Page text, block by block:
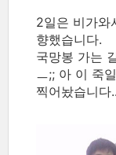
2일은 비가와
향했습니다.
국망봉 가는
ㅡ;; 아 이 죽
찍어놨습니다